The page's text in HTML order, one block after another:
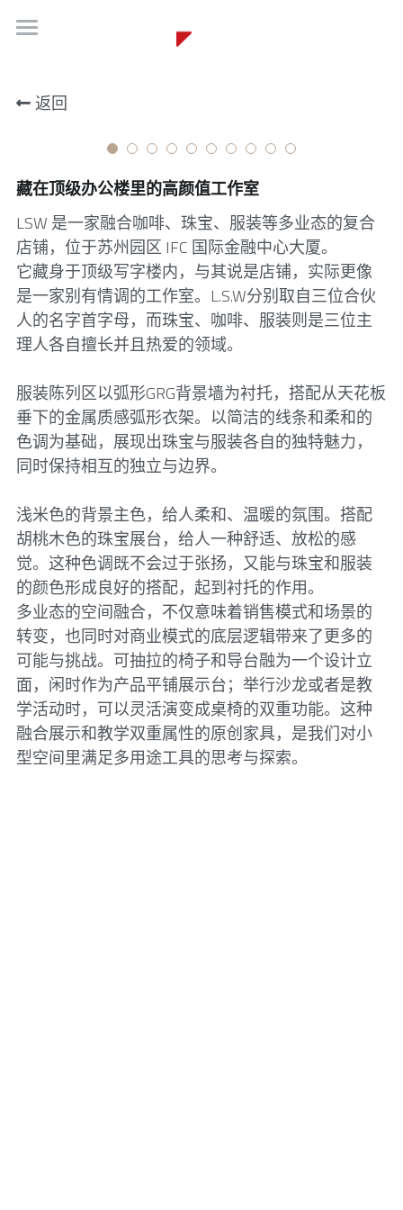
PROJECTS
PRESS
TEAM
VIEW
CAREERS
CONTACTS
返回
藏在顶级办公楼里的高颜值工作室
LSW 是一家融合咖啡、珠宝、服装等多业态的复合
店铺，位于苏州园区 IFC 国际金融中心大厦。
它藏身于顶级写字楼内，与其说是店铺，实际更像
是一家别有情调的工作室。L.S.W分别取自三位合伙
人的名字首字母，而珠宝、咖啡、服装则是三位主
理人各自擅长并且热爱的领域。
服装陈列区以弧形GRG背景墙为衬托，搭配从天花板
垂下的金属质感弧形衣架。以简洁的线条和柔和的
色调为基础，展现出珠宝与服装各自的独特魅力，
同时保持相互的独立与边界。
浅米色的背景主色，给人柔和、温暖的氛围。搭配
胡桃木色的珠宝展台，给人一种舒适、放松的感
觉。这种色调既不会过于张扬，又能与珠宝和服装
的颜色形成良好的搭配，起到衬托的作用。
多业态的空间融合，不仅意味着销售模式和场景的
转变，也同时对商业模式的底层逻辑带来了更多的
可能与挑战。可抽拉的椅子和导台融为一个设计立
面，闲时作为产品平铺展示台；举行沙龙或者是教
学活动时，可以灵活演变成桌椅的双重功能。这种
融合展示和教学双重属性的原创家具，是我们对小
型空间里满足多用途工具的思考与探索。